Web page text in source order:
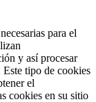
para el
y así procesar
tipo de cookies
el
cookies en su sitio